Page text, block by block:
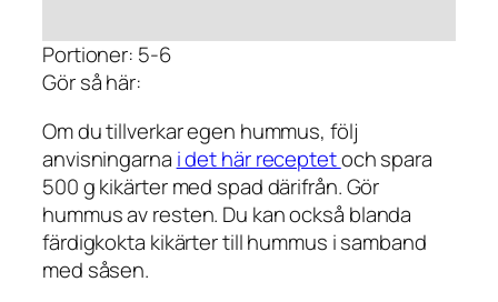
Portioner: 5-6
Gör så här:
Om du tillverkar egen hummus, följ
anvisningarna i det här receptetoch spara
500 g kikärter med spad därifrån. Gör
hummus av resten. Du kan också blanda
färdigkokta kikärter till hummus i samband
med såsen.